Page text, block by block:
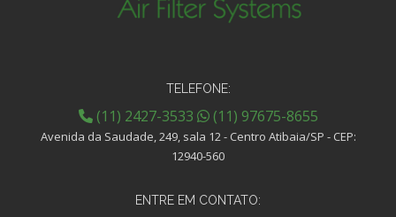
TELEFONE:
(11) 2427-3533 (11) 97675-8655
Avenida da Saudade, 249, sala 12 - Centro Atibaia/SP - CEP:
12940-560
ENTRE EM CONTATO: